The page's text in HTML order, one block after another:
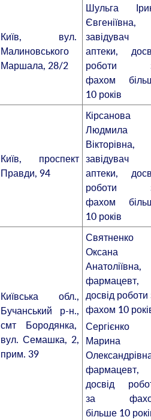
Київ, вул.
Малиновського
Маршала, 28/2
Шульга
Євгеніївна,
завідувач
аптеки,
роботи
фахом
10 років
Київ, проспект
Правди, 94
Кірсанова
Людмила
Вікторівна,
завідувач
аптеки,
роботи
фахом
10 років
Київська обл.,
Бучанський р-н.,
смт Бородянка,
вул. Семашка, 2,
прим. 39
Святненко
Оксана
Анатоліївна,
фармацевт,
досвід роботи
фахом 10
Сергієнко
Марина
фармацевт,
досвід
за
більше 10